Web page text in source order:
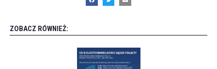
ZOBACZ RÓWNIEŻ: